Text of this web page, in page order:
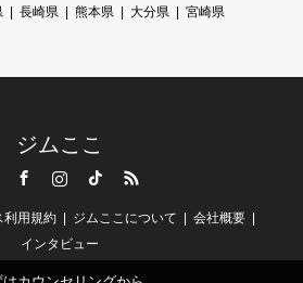
長崎県 熊本県 大分県
宮崎県
ジムここ
RSS
利用規約 ジムここについて
会社概要
インタビュー